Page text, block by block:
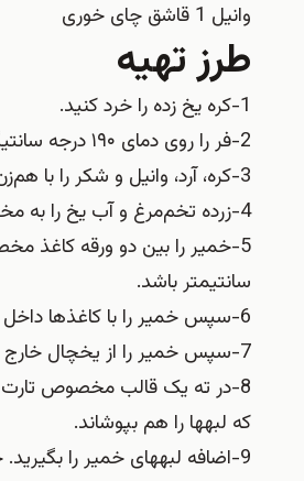
وانیل‏ 1 قاشق چای خوری
طرز تهیه
1-کره یخ زده را خرد کنید.
2-فر را روی دمای ۱۹۰ درجه سانتی‏گراد روشن کنید
3-کره، آرد، وانیل و شکر را با هم‌زن یا دست مخلوط کنید تا شکلی شبیه خرده‌نان به خود بگیرد.
4-زرده تخم‌مرغ و آب یخ را به مخلوط اضافه کنید تا شکل خمیری به خود بگیرد
سانتی‏متر باشد.
6-سپس خمیر را با کاغذها داخل یخچال قرار دهید تا به مدت ۳۰ دقیقه استراحت کند.
7-سپس خمیر را از یخچال خارج کرده و با وردنه به صورت دایره‌ای به قطر ۳۴ سانتیمتر پهن کنید.
که لبه‏ها را هم بپوشاند.
9-اضافه لبه‏های خمیر را بگیرید. خمیر را برای ۱۵ دقیقه داخل یخچال قرار دهید تا استراحت کند.